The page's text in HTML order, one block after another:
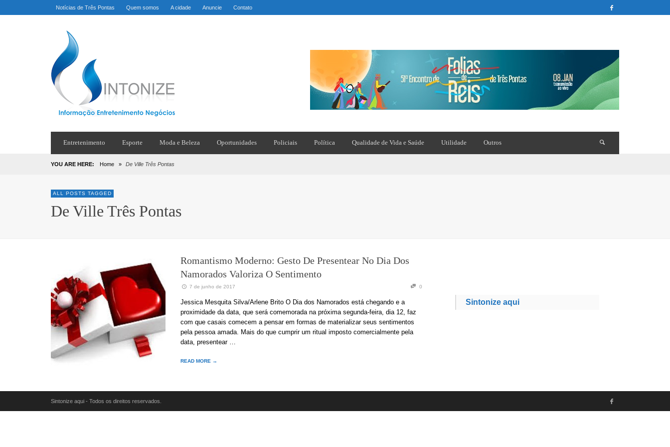
Notícias de Três Pontas Quem somos A cidade Anuncie Contato
Entretenimento Esporte Moda e Beleza Oportunidades Policiais Política Qualidade de Vida e Saúde Utilidade Outros
YOU ARE HERE: Home » De Ville Três Pontas
ALL POSTS TAGGED
De Ville Três Pontas
Romantismo Moderno: Gesto De Presentear No Dia Dos
Namorados Valoriza O Sentimento
7 de junho de 2017 0
Jessica Mesquita Silva/Arlene Brito O Dia dos Namorados está chegando e a
proximidade da data, que será comemorada na próxima segunda-feira, dia 12, faz
com que casais comecem a pensar em formas de materializar seus sentimentos
pela pessoa amada. Mais do que cumprir um ritual imposto comercialmente pela
data, presentear …
READ MORE →
Sintonize aqui
Sintonize aqui - Todos os direitos reservados.